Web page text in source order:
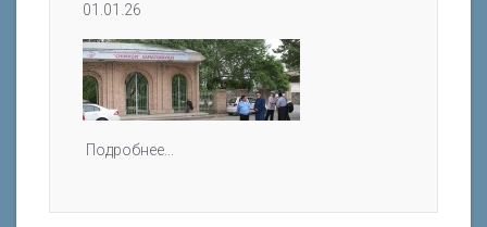
01.01.26
Подробнее...